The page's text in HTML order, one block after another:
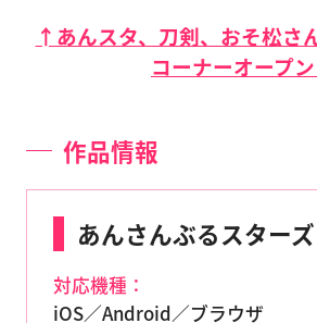
↑あんスタ、刀剣、おそ松さ
コーナーオープン
作品情報
あんさんぶるスター
対応機種：
iOS／Android／ブラウザ